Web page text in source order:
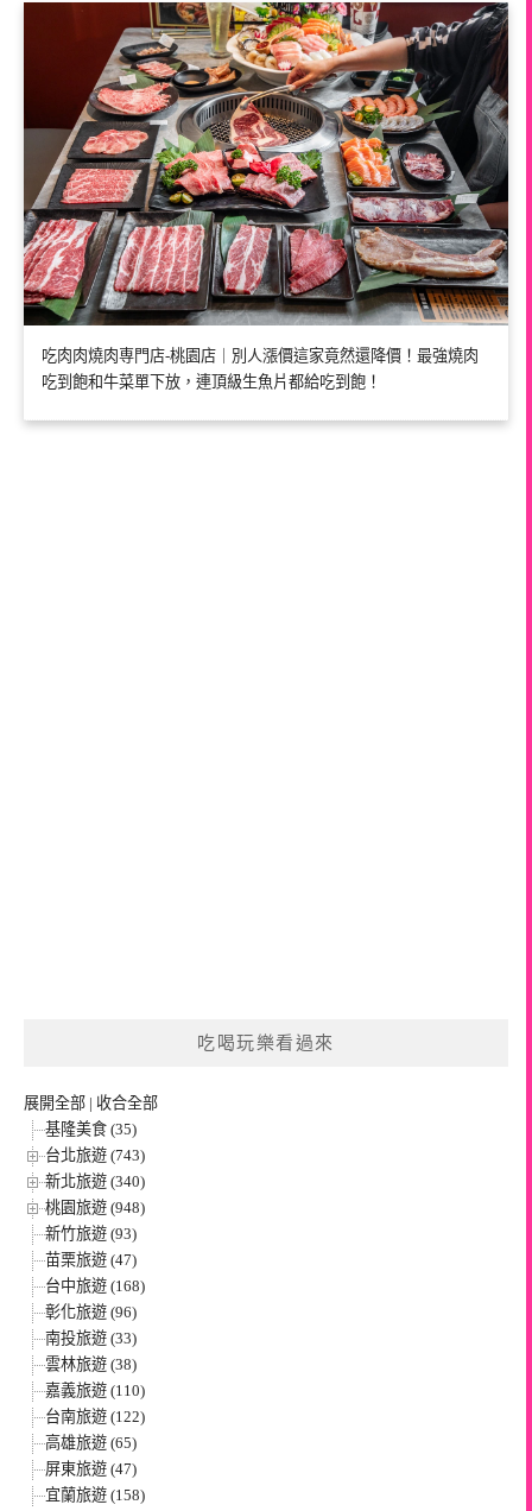
吃肉肉燒肉専門店-桃園店｜別人漲價這家竟然還降價！最強燒肉
吃到飽和牛菜單下放，連頂級生魚片都給吃到飽！
吃喝玩樂看過來
展開全部 | 收合全部
基隆美食 (35)
台北旅遊 (743)
新北旅遊 (340)
桃園旅遊 (948)
新竹旅遊 (93)
苗栗旅遊 (47)
台中旅遊 (168)
彰化旅遊 (96)
南投旅遊 (33)
雲林旅遊 (38)
嘉義旅遊 (110)
台南旅遊 (122)
高雄旅遊 (65)
屏東旅遊 (47)
宜蘭旅遊 (158)